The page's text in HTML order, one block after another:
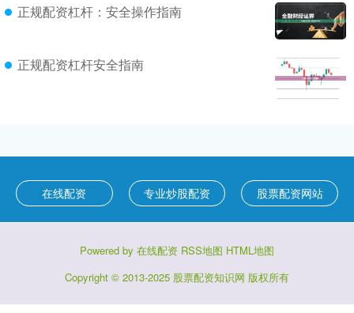
正规配资杠杆：安全操作指南
正规配资杠杆安全指南
在线配资 专业炒股配资 股票配资网站
Powered by 在线配资 RSS地图 HTML地图
Copyright © 2013-2025 股票配资知识网 版权所有